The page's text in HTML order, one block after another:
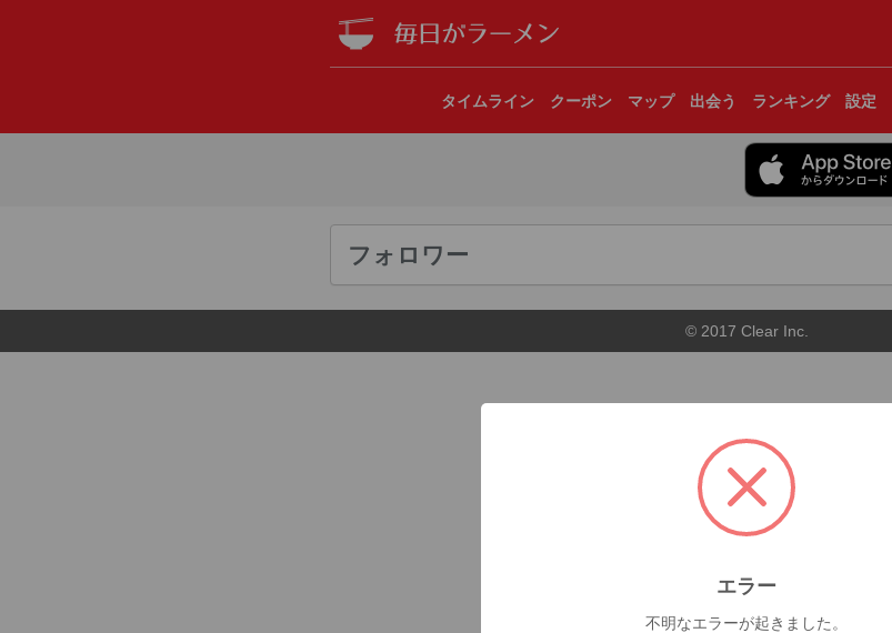
タイムライン クーポン マップ 出会う ランキング 設定
フォロワー
© 2017 Clear Inc.
エラー
不明なエラーが起きました。